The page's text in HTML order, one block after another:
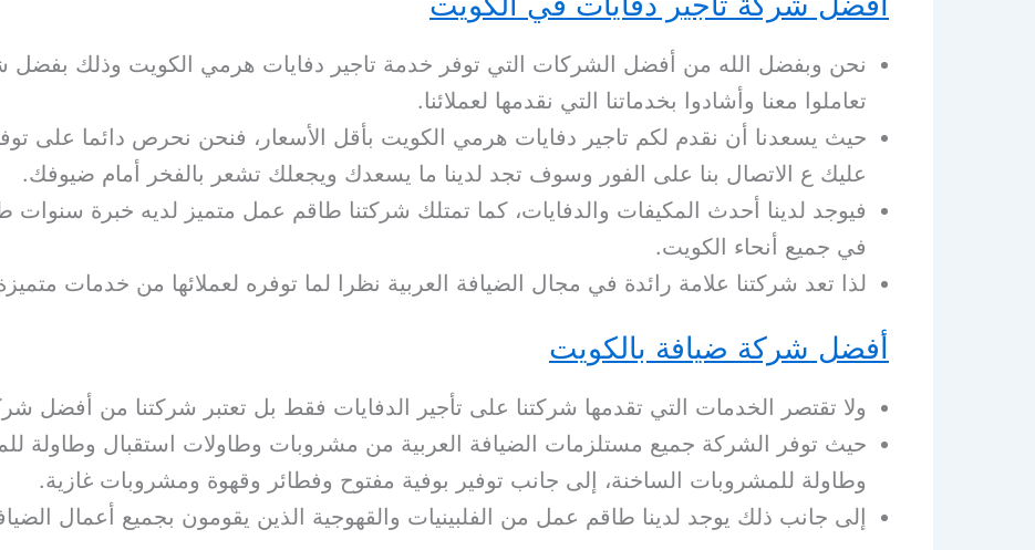
نحن وبفضل الله من أفضل الشركات التي توفر خدمة تاجير دفايات هرمي الكويت وذلك بفضل
تعاملوا معنا وأشادوا بخدماتنا التي نقدمها لعملائنا.
حيث يسعدنا أن نقدم لكم تاجير دفايات هرمي الكويت بأقل الأسعار، فنحن نحرص دائما على
عليك ع الاتصال بنا على الفور وسوف تجد لدينا ما يسعدك ويجعلك تشعر بالفخر أمام ضيوفك.
فيوجد لدينا أحدث المكيفات والدفايات، كما تمتلك شركتنا طاقم عمل متميز لديه خبرة
في جميع أنحاء الكويت.
لذا تعد شركتنا علامة رائدة في مجال الضيافة العربية نظرا لما توفره لعملائها من خدمات
أفضل شركة ضيافة بالكويت
ولا تقتصر الخدمات التي تقدمها شركتنا على تأجير الدفايات فقط بل تعتبر شركتنا من أفضل
حيث توفر الشركة جميع مستلزمات الضيافة العربية من مشروبات وطاولات استقبال وطاولة
وطاولة للمشروبات الساخنة، إلى جانب توفير بوفية مفتوح وفطائر وقهوة ومشروبات غازية.
إلى جانب ذلك يوجد لدينا طاقم عمل من الفلبينيات والقهوجية الذين يقومون بجميع أعمال